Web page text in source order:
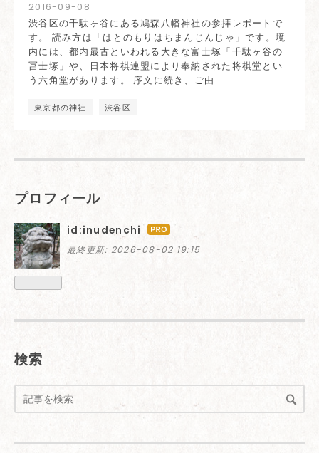
2016-09-08
東京都の神社 渋谷区
渋谷区の千駄ヶ谷にある鳩森八幡神社の参拝レポートで
す。 読み方は「はとのもりはちまんじんじゃ」です。境
内には、都内最古といわれる大きな富士塚「千駄ヶ谷の
冨士塚」や、日本将棋連盟により奉納された将棋堂とい
う六角堂があります。 序文に続き、ご由…
プロフィール
id:inudenchi はて
なブ
最終更新: 2026-08-02 19:15
検索